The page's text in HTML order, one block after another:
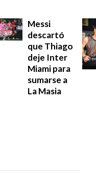
Messi
descartó
que Thiago
deje Inter
Miami para
sumarse a
La Masia